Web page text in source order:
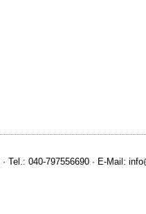
Tel.: 040-797556690 · E-Mail: